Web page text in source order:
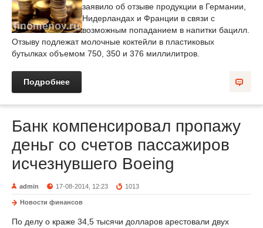
заявило об отзыве продукции в Германии,
Нидерландах и Франции в связи с
возможным попаданием в напитки бацилл.
Отзыву подлежат молочные коктейли в пластиковых
бутылках объемом 750, 350 и 376 миллилитров.
Подробнее
Банк компенсировал пропажу
деньг со счетов пассажиров
исчезнувшего Boeing
admin 17-08-2014, 12:23 1013
Новости финансов
По делу о краже 34,5 тысячи долларов арестовали двух